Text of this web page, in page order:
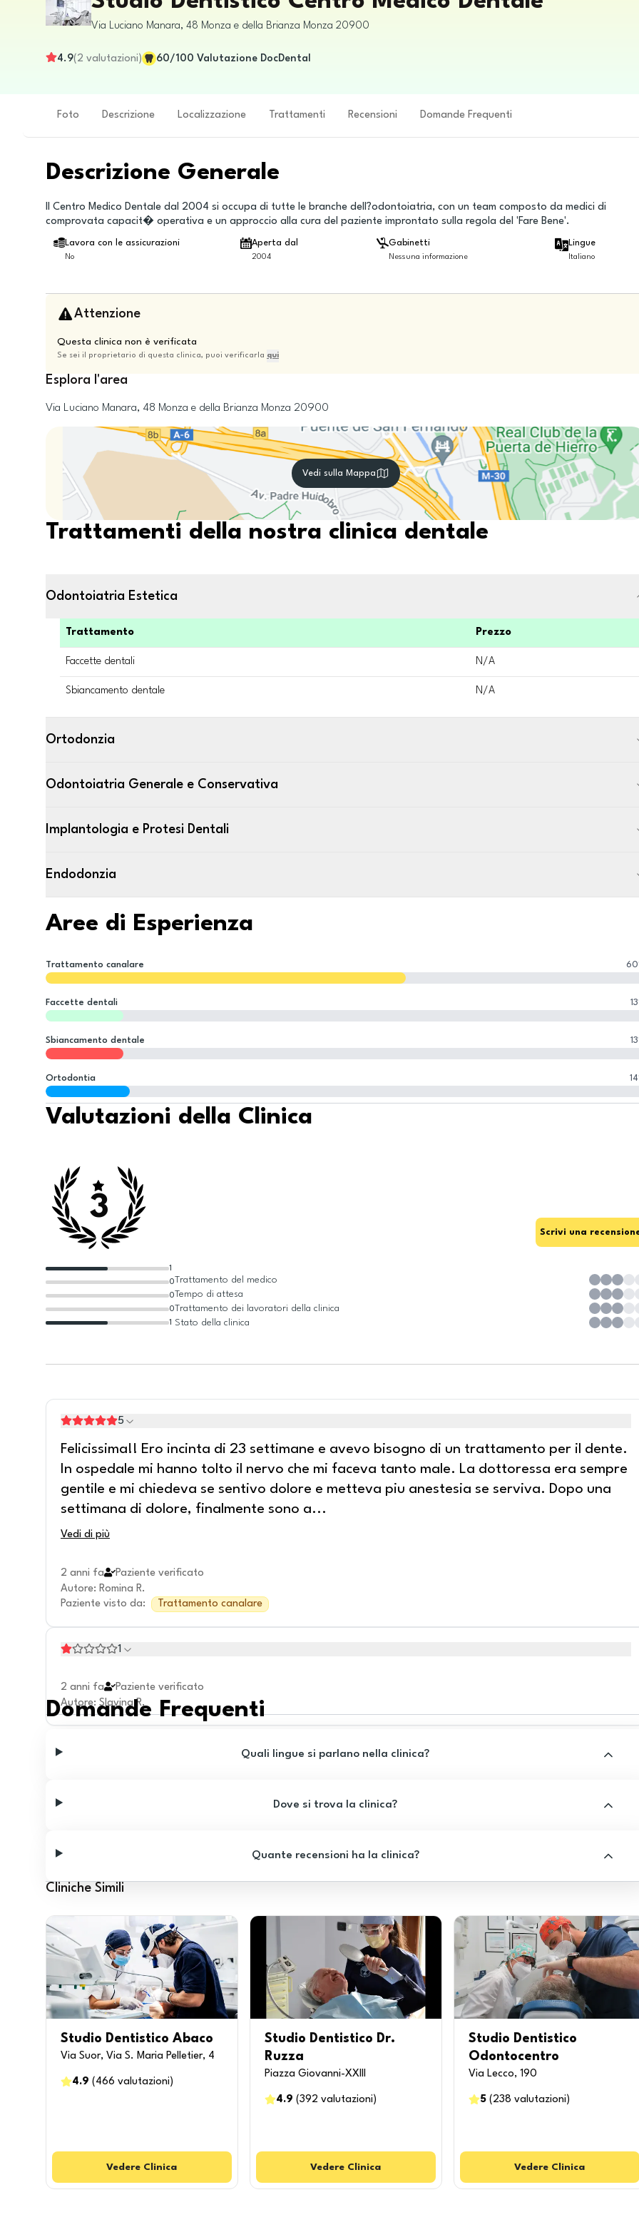
Via Luciano Manara, 48 Monza e della Brianza Monza 20900
4.9( 2 valutazioni) 60/100 Valutazione DocDental
Foto Descrizione Localizzazione Trattamenti Recensioni Domande Frequenti
Descrizione Generale
Il Centro Medico Dentale dal 2004 si occupa di tutte le branche dell?odontoiatria, con un team composto da medici di
comprovata capacit� operativa e un approccio alla cura del paziente improntato sulla regola del 'Fare Bene'.
Lavora con le assicurazioni
No
Aperta dal
2004
Gabinetti
Nessuna informazione
Lingue
Italiano
Attenzione
Questa clinica non è verificata
Se sei il proprietario di questa clinica, puoi verificarla qui
Esplora l'area
Via Luciano Manara, 48 Monza e della Brianza Monza 20900
Vedi sulla Mappa
Trattamenti della nostra clinica dentale
Odontoiatria Estetica
Trattamento Prezzo
Faccette dentali N/A
Sbiancamento dentale N/A
Ortodonzia
Odontoiatria Generale e Conservativa
Implantologia e Protesi Dentali
Endodonzia
Aree di Esperienza
Trattamento canalare 60
Faccette dentali 13
Sbiancamento dentale 13
Ortodontia 14
Valutazioni della Clinica
3
1
0
0
0
1
Scrivi una
Trattamento del medico
Tempo di attesa
Trattamento dei lavoratori della clinica
Stato della clinica
5
Felicissima!! Ero incinta di 23 settimane e avevo bisogno di un trattamento per il dente.
In ospedale mi hanno tolto il nervo che mi faceva tanto male. La dottoressa era sempre
gentile e mi chiedeva se sentivo dolore e metteva piu anestesia se serviva. Dopo una
settimana di dolore, finalmente sono a...
Vedi di più
2 anni fa
Paziente verificato
Autore: Romina R.
Paziente visto da: Trattamento canalare
1
2 anni fa
Paziente verificato
Autore: Slavina R.
Domande Frequenti
Quali lingue si parlano nella clinica?
Dove si trova la clinica?
Quante recensioni ha la clinica?
Cliniche Simili
Studio Dentistico Abaco
Via Suor, Via S. Maria Pelletier, 4
4.9 ( 466 valutazioni )
Vedere Clinica
Studio Dentistico Dr.
Ruzza
Piazza Giovanni-XXIII
4.9 (392 valutazioni )
Vedere Clinica
Studio Dentistico
Odontocentro
Via Lecco, 190
5( 238 valutazioni )
Vedere Clinica